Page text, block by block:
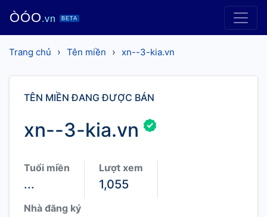
ÒÓO.vn BETA
Trang chủ › Tên miền › xn--3-kia.vn
TÊN MIỀN ĐANG ĐƯỢC BÁN
xn--3-kia.vn
Tuổi miền
...
Lượt xem
1,055
Nhà đăng ký